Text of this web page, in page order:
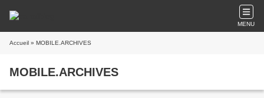
MENU
Accueil » MOBILE.ARCHIVES
MOBILE.ARCHIVES